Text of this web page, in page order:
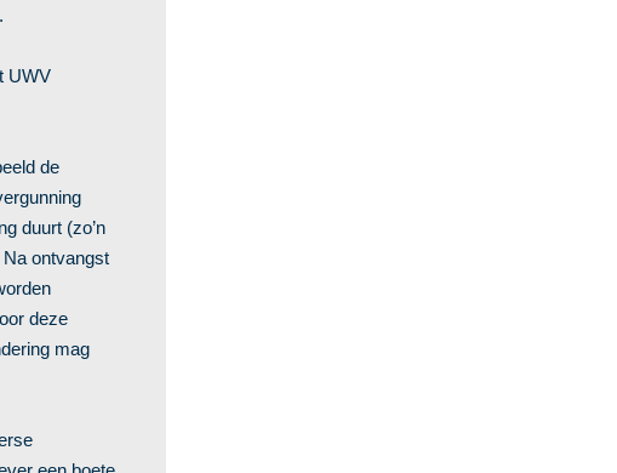
UWV
de
duurt (zo’n
ontvangst
deze
mag